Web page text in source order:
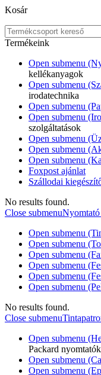
Kosár
Termékeink
Open submenu
kellékanyagok
Open submenu
irodatechnika
Open submenu
Open submenu
szolgáltatások
Open submenu
Open submenu
Open submenu
Foxpost ajánlat
Szállodai
No results found.
Close submenu
Open submenu
Open submenu
Open submenu
Open submenu
Open submenu
Open submenu
No results found.
Close submenu
Open submenu
Packard
Open submenu
Open submenu